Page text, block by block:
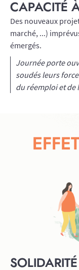
CAPACITÉ
Des nouveaux
marché, ...)
émergés.
Journée porte
soudés leurs
du réemploi et de
SOLIDARITÉ